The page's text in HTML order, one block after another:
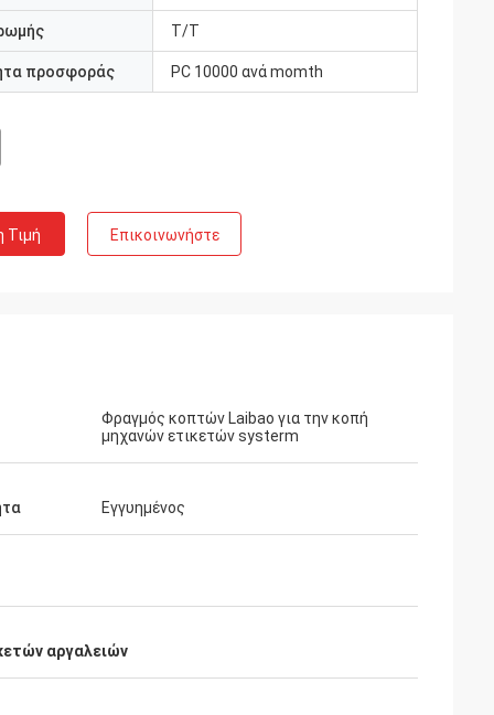
T/T
προσφοράς PC 10000 ανά momth
Τιμή Επικοινωνήστε
Φραγμός κοπτών Laibao για την κοπή
μηχανών ετικετών systerm
Εγγυημένος
αργαλειών